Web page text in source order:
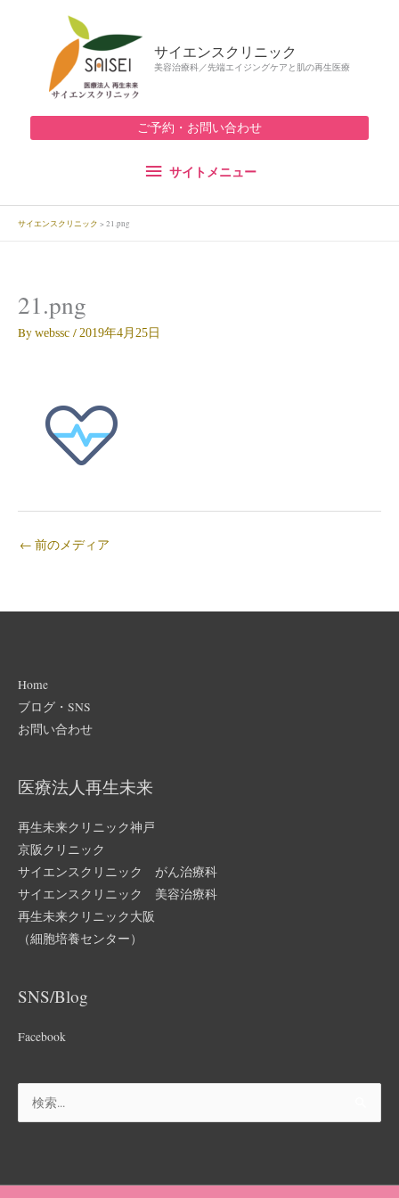
サイエンスクリニック
美容治療科／先端エイジングケアと肌の再生医療
サ
イ
メ
ニ サイトメニュー
ご予約・お問い合わせ
サイエンスクリニック > 21.png
21.png
By webssc / 2019年4月25日
← 前のメディア
Home
ブログ・SNS
お問い合わせ
医療法人再生未来
再生未来クリニック神戸
京阪クリニック
サイエンスクリニック がん治療科
サイエンスクリニック 美容治療科
再生未来クリニック大阪
（細胞培養センター）
SNS/Blog
Facebook
索